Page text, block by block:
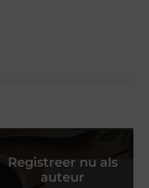
Registreer nu als
auteur